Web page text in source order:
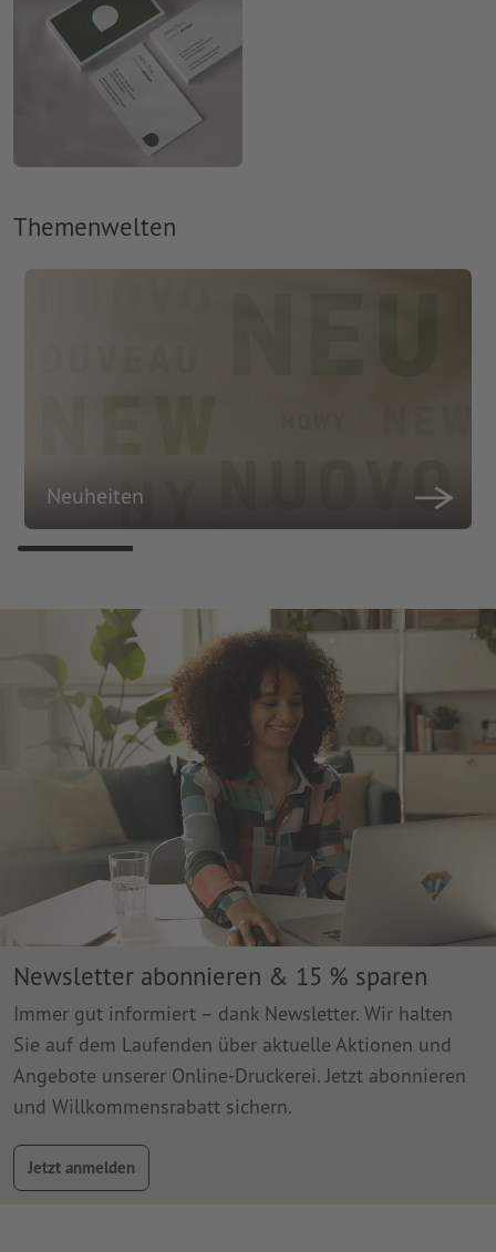
Themenwelten
Neuheiten
Newsletter abonnieren & 15 % sparen
Immer gut informiert – dank Newsletter. Wir halten
Sie auf dem Laufenden über aktuelle Aktionen und
Angebote unserer Online-Druckerei. Jetzt abonnieren
und Willkommensrabatt sichern.
Jetzt anmelden